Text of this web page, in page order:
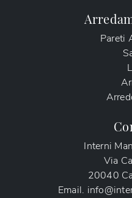
Pareti
Interni
Via
20040
Email.